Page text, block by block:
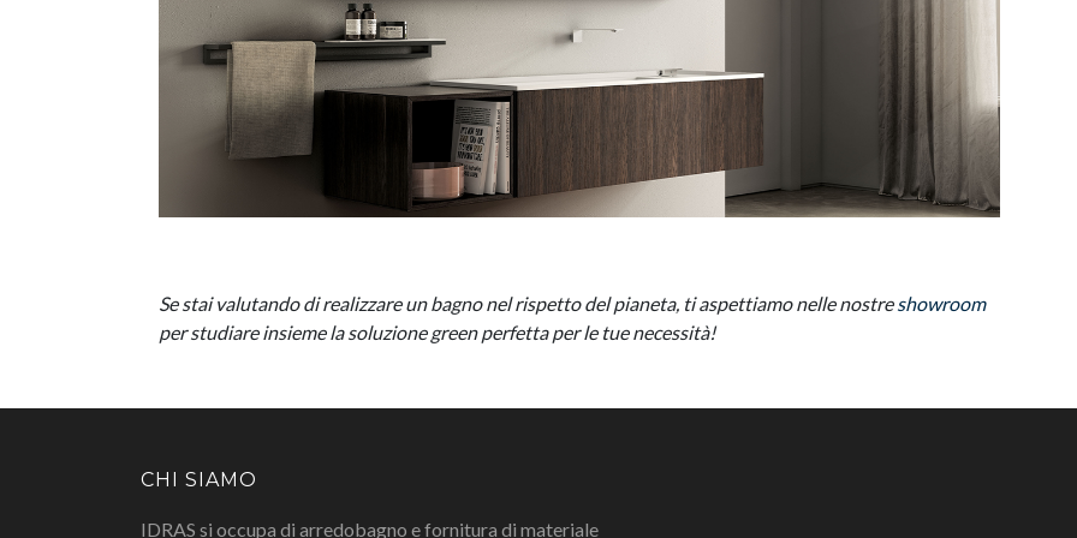
Se stai valutando di realizzare un bagno nel rispetto del pianeta, ti aspettiamo nelle nostre showroom
per studiare insieme la soluzione green perfetta per le tue necessità!
CHI SIAMO
IDRAS si occupa di arredobagno e fornitura di materiale